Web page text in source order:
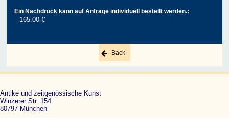
Ein Nachdruck kann auf Anfrage individuell bestellt werden.:
165.00 €
Back
Antike und zeitgenössische Kunst
Winzerer Str. 154
80797 München